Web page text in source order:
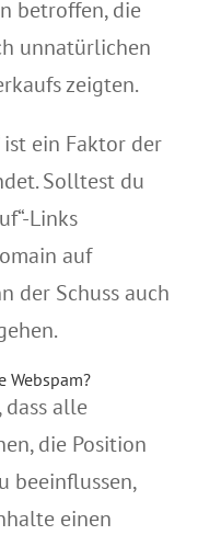
betroffen, die
unnatürlichen
zeigten.
ist ein Faktor der
Solltest du
Links
auf
der Schuss auch
Webspam?
alle
die Position
beeinflussen,
einen